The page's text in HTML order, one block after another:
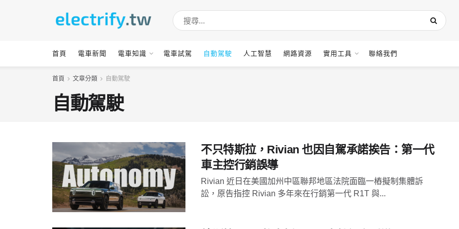
首頁 電車新聞 電車知識 電車試駕 自動駕駛 人工智慧 網路資源 實用工具 聯絡我們
首頁 文章分類 自動駕駛
自動駕駛
不只特斯拉，Rivian 也因自駕承諾挨告：第一代
車主控行銷誤導
Rivian 近日在美國加州中區聯邦地區法院面臨一樁擬制集體訴
訟，原告指控 Rivian 多年來在行銷第一代 R1T 與...